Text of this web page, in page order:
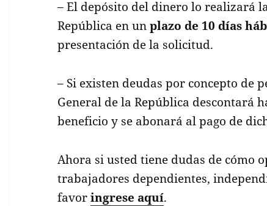
– El depósito del dinero lo realizará
República en unplazo de 10 días
presentación de la solicitud.
– Si existen deudas por concepto de
General de la República descontará
beneficio y se abonará al pago de
Ahora si usted tiene dudas de cómo
trabajadores dependientes,
favoringrese aquí.